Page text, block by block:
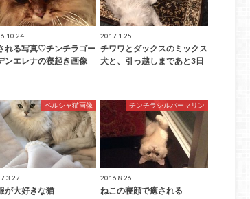
れる写真♡チンチラゴー
ンエレナの寝起き画像
2017.1.25
チワワとダックスのミックス
犬と、引っ越しまであと3日
ペルシャ猫画像
が大好きな猫
チンチラシルバーマリン
2016.8.26
ねこの寝顔で癒される